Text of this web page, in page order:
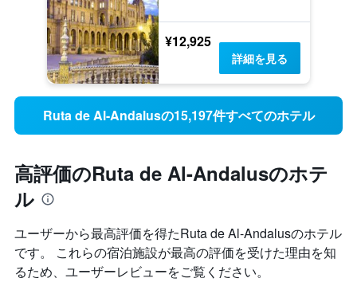
¥12,925
詳細を見る
Ruta de Al-Andalusの15,197件すべてのホテル
高評価のRuta de Al-Andalusのホテ
ル
ユーザーから最高評価を得たRuta de Al-Andalus​のホテル
です。 これらの宿泊施設が最高の評価を受けた理由を知
るため、ユーザーレビューをご覧ください。